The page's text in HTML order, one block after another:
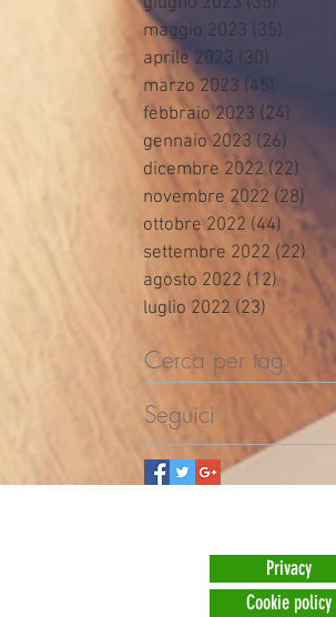
maggio 2023 (35)
aprile 2023 (30)
marzo 2023 (45)
febbraio 2023 (24)
gennaio 2023 (26)
dicembre 2022 (22)
novembre 2022 (28)
ottobre 2022 (44) 44 post
settembre 2022 (22)
agosto 2022 (12) 12 post
luglio 2022 (23) 23 post
Cerca per tag
Seguici
Privacy
Cookie policy